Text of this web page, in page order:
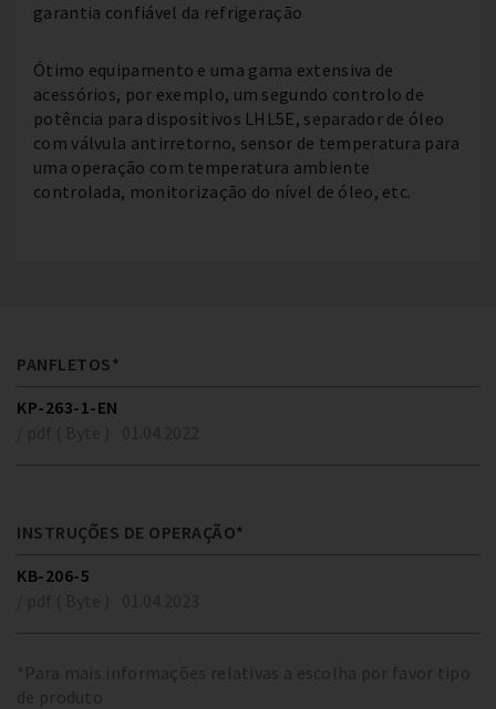
garantia confiável da refrigeração
Ótimo equipamento e uma gama extensiva de
acessórios, por exemplo, um segundo controlo de
potência para dispositivos LHL5E, separador de óleo
com válvula antirretorno, sensor de temperatura para
uma operação com temperatura ambiente
controlada, monitorização do nível de óleo, etc.
PANFLETOS*
KP-263-1-EN
INSTRUÇÕES DE OPERAÇÃO*
KB-206-5
*Para mais informações relativas a escolha por favor tipo
de produto